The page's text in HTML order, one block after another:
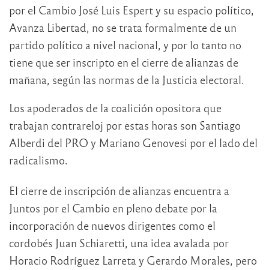
por el Cambio José Luis Espert y su espacio político,
Avanza Libertad, no se trata formalmente de un
partido político a nivel nacional, y por lo tanto no
tiene que ser inscripto en el cierre de alianzas de
mañana, según las normas de la Justicia electoral.
Los apoderados de la coalición opositora que
trabajan contrareloj por estas horas son Santiago
Alberdi del PRO y Mariano Genovesi por el lado del
radicalismo.
El cierre de inscripción de alianzas encuentra a
Juntos por el Cambio en pleno debate por la
incorporación de nuevos dirigentes como el
cordobés Juan Schiaretti, una idea avalada por
Horacio Rodríguez Larreta y Gerardo Morales, pero